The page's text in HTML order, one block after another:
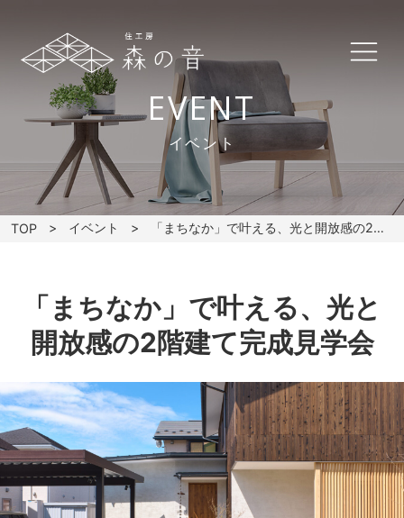
EVENT
イベント
TOP イベント 「まちなか」で叶える、光と開放感の2階建て完成見学会
「まちなか」で叶える、光と
開放感の2階建て完成見学会